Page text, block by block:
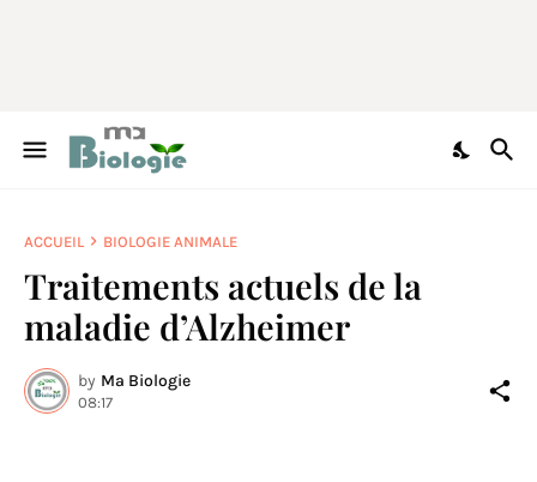
ACCUEIL BIOLOGIE ANIMALE
Traitements actuels de la
maladie d’Alzheimer
by Ma Biologie
08:17